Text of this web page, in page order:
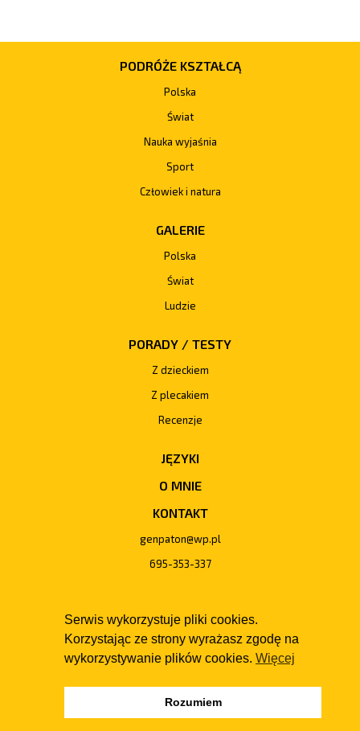
PODRÓŻE KSZTAŁCĄ
Polska
Świat
Nauka wyjaśnia
Sport
Człowiek i natura
GALERIE
Polska
Świat
Ludzie
PORADY / TESTY
Z dzieckiem
Z plecakiem
Recenzje
JĘZYKI
O MNIE
KONTAKT
genpaton@wp.pl
695-353-337
Serwis wykorzystuje pliki cookies.
Korzystając ze strony wyrażasz zgodę na
wykorzystywanie plików cookies. Więcej
Rozumiem